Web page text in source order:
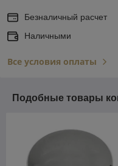
Безналичный расчет
Наличными
Все условия оплаты
Подобные товары